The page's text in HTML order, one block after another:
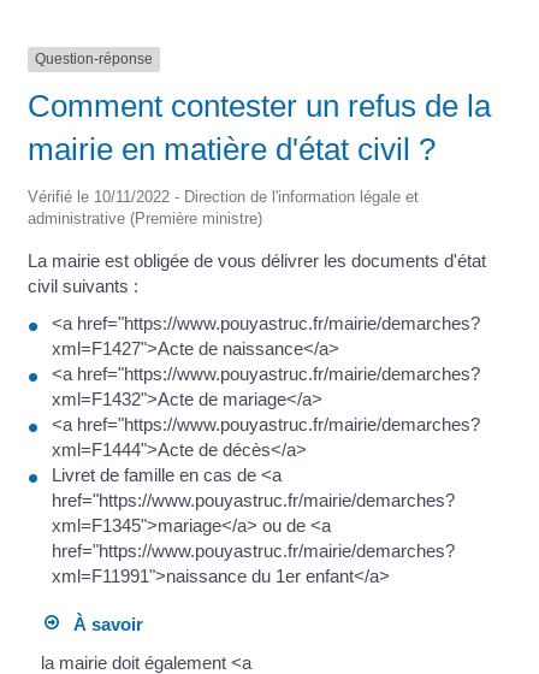
Question-réponse
Comment contester un refus de la
mairie en matière d'état civil ?
Vérifié le 10/11/2022 - Direction de l'information légale et
administrative (Première ministre)
La mairie est obligée de vous délivrer les documents d'état
civil suivants :
<a href="https://www.pouyastruc.fr/mairie/demarches?
xml=F1427">Acte de naissance</a>
<a href="https://www.pouyastruc.fr/mairie/demarches?
xml=F1432">Acte de mariage</a>
<a href="https://www.pouyastruc.fr/mairie/demarches?
xml=F1444">Acte de décès</a>
Livret de famille en cas de <a
href="https://www.pouyastruc.fr/mairie/demarches?
xml=F1345">mariage</a> ou de <a
href="https://www.pouyastruc.fr/mairie/demarches?
xml=F11991">naissance du 1er enfant</a>
À savoir
la mairie doit également <a